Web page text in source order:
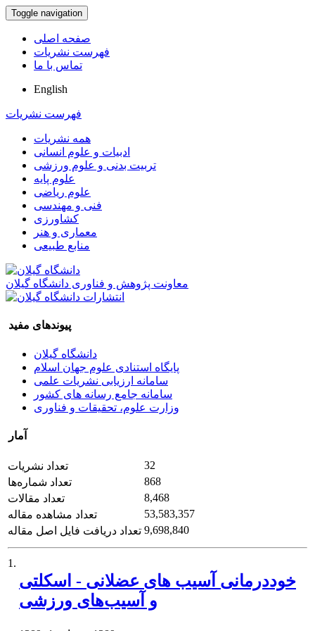
Toggle navigation
صفحه اصلی
فهرست نشریات
تماس با ما
English
فهرست نشریات
همه نشریات
ادبیات و علوم انسانی
تربیت بدنی و علوم ورزشی
علوم پایه
علوم ریاضی
فنی و مهندسی
کشاورزی
معماری و هنر
منابع طبیعی
معاونت پژوهش و فناوری دانشگاه گیلان
پیوندهای مفید
دانشگاه گیلان
پایگاه استنادی علوم جهان اسلام
سامانه ارزیابی نشریات علمی
سامانه جامع رسانه های کشور
وزارت علوم، تحقیقات و فناوری
آمار
تعداد نشریات
32
تعداد شماره‌ها
868
تعداد مقالات
8,468
تعداد مشاهده مقاله
53,583,357
تعداد دریافت فایل اصل مقاله 9,698,840
1.
خوددرمانی آسیب های عضلانی - اسکلتی
و آسیب‌های ورزشی